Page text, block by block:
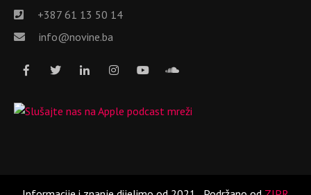
+387 61 13 50 14
info@novine.ba